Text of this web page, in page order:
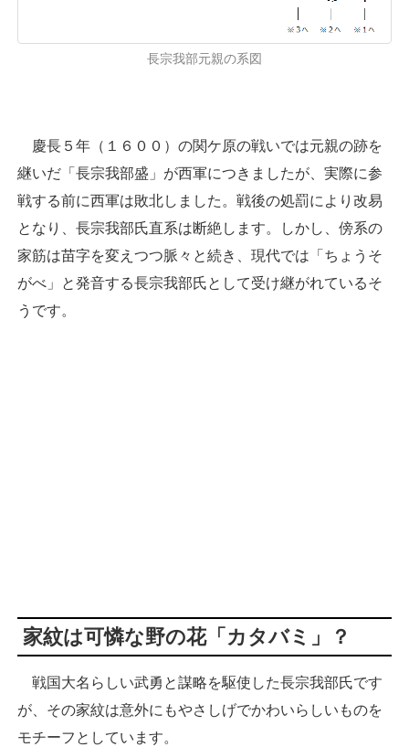
長宗我部元親の系図
慶長５年（１６００）の関ケ原の戦いでは元親の跡を
継いだ「長宗我部盛」が西軍につきましたが、実際に参
戦する前に西軍は敗北しました。戦後の処罰により改易
となり、長宗我部氏直系は断絶します。しかし、傍系の
家筋は苗字を変えつつ脈々と続き、現代では「ちょうそ
がべ」と発音する長宗我部氏として受け継がれているそ
うです。
家紋は可憐な野の花「カタバミ」？
戦国大名らしい武勇と謀略を駆使した長宗我部氏です
が、その家紋は意外にもやさしげでかわいらしいものを
モチーフとしています。